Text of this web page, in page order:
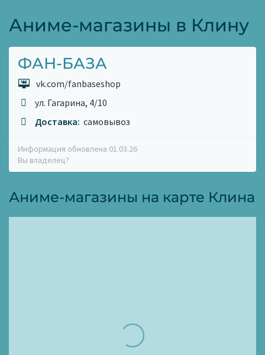
Аниме-магазины в Клину
ФАН-БАЗА
vk.com/fanbaseshop
ул. Гагарина, 4/10
Доставка: самовывоз
Информация обновлена 01.03.26
Вы владелец?
Аниме-магазины на карте Клина